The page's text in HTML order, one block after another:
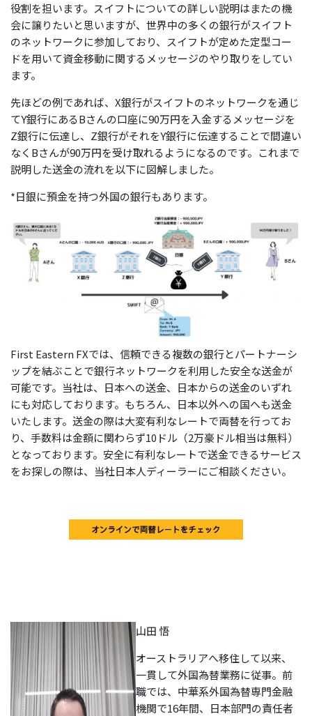
役割を担います。スイフトについての詳しい説明はまたの機
会に譲りたいと思いますが、世界中の多くの銀行がスイフト
のネットワークに参加しており、スイフトが定めた定型コー
ドを用いて資金移動に関するメッセージのやり取りをしてい
ます。
先ほどの例であれば、X銀行がスイフトのネットワークを通じ
てY銀行にあるBさんの口座に90万円を入金するメッセージを
Z銀行に伝達し、Z銀行がそれをY銀行に伝達することで間違い
なくBさんが90万円を受け取れるようになるのです。これまで
説明した送金の流れを以下に図解しました。
*日銀に預金を持つ外国の銀行もあります。
First Eastern FXでは、信頼できる複数の銀行とパートナーシ
ップを結ぶことで銀行ネットワークを利用した安全な送金が
可能です。当社は、日本への送金、日本からの送金のいずれ
にも対応しております。もちろん、日本以外への国へも送金
いたします。送金の際は大変有利なレートで両替を行ってお
り、手数料は金額に関わらず10ドル（2万豪ドル相当は無料）
となっております。安全に有利なレートで送金できるサービス
をお探しの際は、当社日本人ディーラーにご相談ください。
山田 悟
オーストラリアへ移住して以来、
一貫して外国為替業務に従事。前
職では、中華系外国為替専門金融
機関で16年間、日本部門の責任者